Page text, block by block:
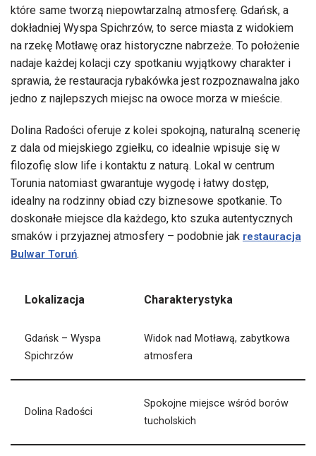
które same tworzą niepowtarzalną atmosferę. Gdańsk, a
dokładniej Wyspa Spichrzów, to serce miasta z widokiem
na rzekę Motławę oraz historyczne nabrzeże. To położenie
nadaje każdej kolacji czy spotkaniu wyjątkowy charakter i
sprawia, że restauracja rybakówka jest rozpoznawalna jako
jedno z najlepszych miejsc na owoce morza w mieście.
Dolina Radości oferuje z kolei spokojną, naturalną scenerię
z dala od miejskiego zgiełku, co idealnie wpisuje się w
filozofię slow life i kontaktu z naturą. Lokal w centrum
Torunia natomiast gwarantuje wygodę i łatwy dostęp,
idealny na rodzinny obiad czy biznesowe spotkanie. To
doskonałe miejsce dla każdego, kto szuka autentycznych
smaków i przyjaznej atmosfery – podobnie jak restauracja
Bulwar Toruń.
Lokalizacja Charakterystyka
Gdańsk – Wyspa
Spichrzów
Widok nad Motławą, zabytkowa
atmosfera
Dolina Radości
Spokojne miejsce wśród borów
tucholskich